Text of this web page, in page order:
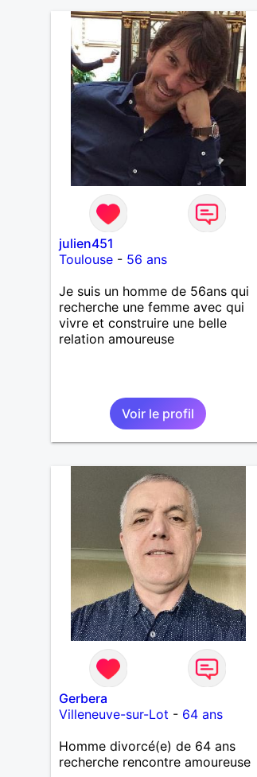
julien451
Toulouse- 56 ans
Je suis un homme de 56ans qui
recherche une femme avec qui
vivre et construire une belle
relation amoureuse
Voir le profil
Gerbera
Villeneuve-sur-Lot - 64 ans
Homme divorcé(e) de 64 ans
recherche rencontre amoureuse